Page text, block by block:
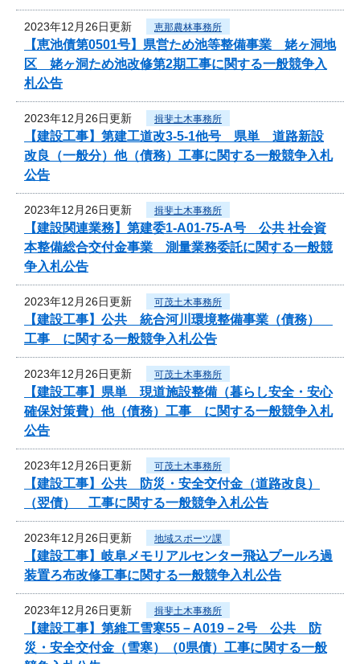
2023年12月26日更新 恵那農林事務所
【恵池債第0501号】県営ため池等整備事業 姥ヶ洞地
区 姥ヶ洞ため池改修第2期工事に関する一般競争入
札公告
2023年12月26日更新 揖斐土木事務所
【建設工事】第建工道改3-5-1他号 県単 道路新設
改良（一般分）他（債務）工事に関する一般競争入札
公告
2023年12月26日更新 揖斐土木事務所
【建設関連業務】第建委1-A01-75-A号 公共 社会資
本整備総合交付金事業 測量業務委託に関する一般競
争入札公告
2023年12月26日更新 可茂土木事務所
【建設工事】公共 統合河川環境整備事業（債務）
工事 に関する一般競争入札公告
2023年12月26日更新 可茂土木事務所
【建設工事】県単 現道施設整備（暮らし安全・安心
確保対策費）他（債務）工事 に関する一般競争入札
公告
2023年12月26日更新 可茂土木事務所
【建設工事】公共 防災・安全交付金（道路改良）
（翌債） 工事に関する一般競争入札公告
2023年12月26日更新 地域スポーツ課
【建設工事】岐阜メモリアルセンター飛込プールろ過
装置ろ布改修工事に関する一般競争入札公告
2023年12月26日更新 揖斐土木事務所
【建設工事】第維工雪寒55－A019－2号 公共 防
災・安全交付金（雪寒）（0県債）工事に関する一般